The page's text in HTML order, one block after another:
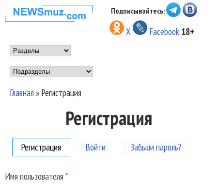
Перейти к основному
содержанию
НОВОСТИ
МУЗЫКИ И
ШОУ БИЗНЕСА
NEWSMUZ.COM
Подписывайтесь:
X Facebook 18+
Main menu
Подразделы
Главная» Регистрация
Регистрация
Регистрация (активная вкладка)
Войти Забыли пароль?
Имя пользователя *